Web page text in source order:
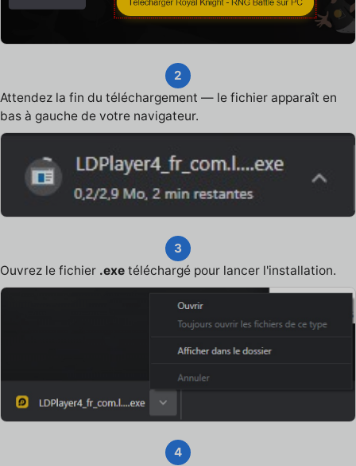
2
Attendez la fin du téléchargement — le fichier apparaît en
bas à gauche de votre navigateur.
3
Ouvrez le fichier .exe téléchargé pour lancer l'installation.
4